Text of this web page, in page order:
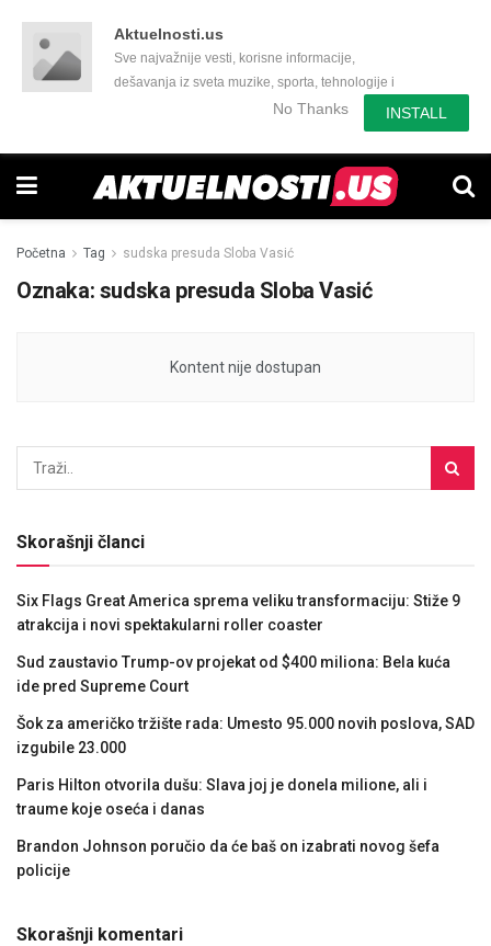
Aktuelnosti.us
Sve najvažnije vesti, korisne informacije,
dešavanja iz sveta muzike, sporta, tehnologije i
još mnogo toga zanimljivog.No Thanks INSTALL
Početna Tag sudska presuda Sloba Vasić
Oznaka: sudska presuda Sloba Vasić
Kontent nije dostupan
Skorašnji članci
Six Flags Great America sprema veliku transformaciju: Stiže 9
atrakcija i novi spektakularni roller coaster
Sud zaustavio Trump-ov projekat od $400 miliona: Bela kuća
ide pred Supreme Court
Šok za američko tržište rada: Umesto 95.000 novih poslova, SAD
izgubile 23.000
Paris Hilton otvorila dušu: Slava joj je donela milione, ali i
traume koje oseća i danas
Brandon Johnson poručio da će baš on izabrati novog šefa
policije
Skorašnji komentari